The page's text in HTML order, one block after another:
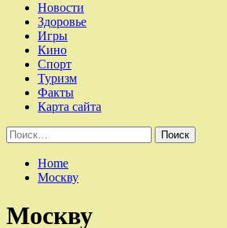
Новости
Здоровье
Игры
Кино
Спорт
Туризм
Факты
Карта сайта
Найти:
Home
Москву
Москву